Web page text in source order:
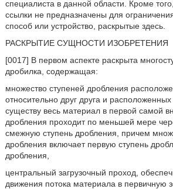
специалиста в данной области. Кроме
ссылки не предназначены для
способ или устройство, раскрытые здесь.
РАСКРЫТИЕ СУЩНОСТИ ИЗОБРЕТЕНИЯ
[0017] В первом аспекте раскрыта
дробилка, содержащая:
множество ступеней дробления
относительно друг друга и
существу весь материал в первой самой
дробления проходит по меньшей мере
смежную ступень дробления, причем
дробления включает первую ступень
дробления,
центральный загрузочный проход,
движения потока материала в первичную